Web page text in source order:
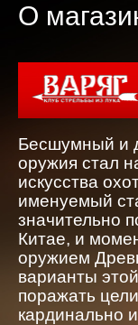
О
Бесшумный и
оружия стал
искусства
именуемый
значительно
Китае, и
оружием
варианты
поражать
кардинально